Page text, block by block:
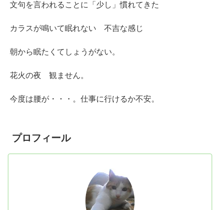
文句を言われることに「少し」慣れてきた
カラスが鳴いて眠れない 不吉な感じ
朝から眠たくてしょうがない。
花火の夜 観ません。
今度は腰が・・・。仕事に行けるか不安。
プロフィール